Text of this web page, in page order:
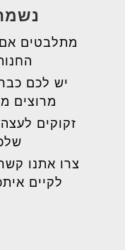
מתלבטים
יש לכם
מרוצים
זקוקים
צרו אתנו
לקיים